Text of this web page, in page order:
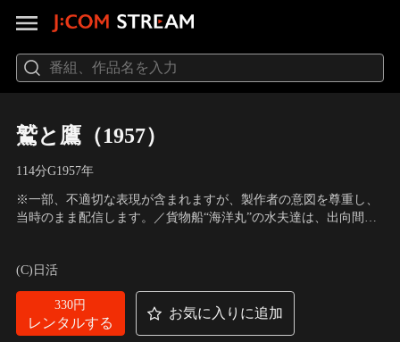
鷲と鷹（1957）
114分G1957年
※一部、不適切な表現が含まれますが、製作者の意図を尊重し、
当時のまま配信します。／貨物船“海洋丸”の水夫達は、出向間際
関長の息子吉江五郎が警察から戻ってくると五郎は、あることを
話し始める。その言葉に船長の鬼鮫はハッとする。
(C)日活
330円
レンタルする
お気に入りに追加